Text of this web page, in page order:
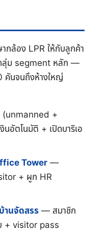
กล้อง LPR ให้กับลูกค้า
กลุ่ม segment หลัก —
คันจนถึงห้างใหญ่
(unmanned +
อัตโนมัติ + เปิดบาริเอ
Tower —
+ ผูก HR
านจัดสรร — สมาชิก
+ visitor pass